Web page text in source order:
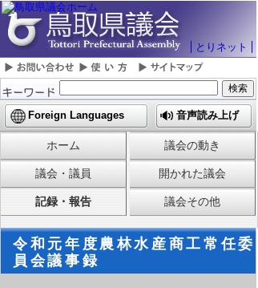
とりネット
Foreign Languages 音声読み上げ
ホーム 議会の動き
議会・議員 開かれた議会
記録・報告 議会その他
令和元年度農林水産商工常任委
員会議事録